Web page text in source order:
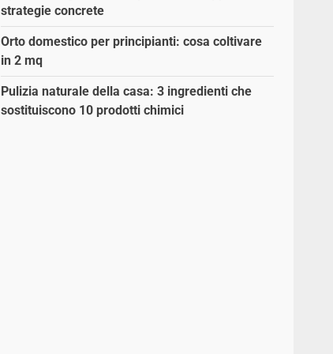
strategie concrete
Orto domestico per principianti: cosa coltivare
in 2 mq
Pulizia naturale della casa: 3 ingredienti che
sostituiscono 10 prodotti chimici